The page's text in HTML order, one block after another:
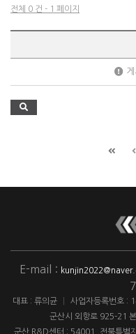
전체 0 건 - 1 페이지
게
E-mail :
대표 : 류의균 사업자등록번호 :
군산시 외항로 925-21
군산 R&D센터 : 54001. 전북특별